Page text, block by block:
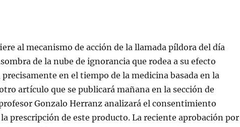
al mecanismo de acción de la llamada píldora del día
de la nube de ignorancia que rodea a su efecto
en el tiempo de la medicina basada en la
artículo que se publicará mañana en la sección de
Gonzalo Herranz analizará el consentimiento
prescripción de este producto. La reciente aprobación por